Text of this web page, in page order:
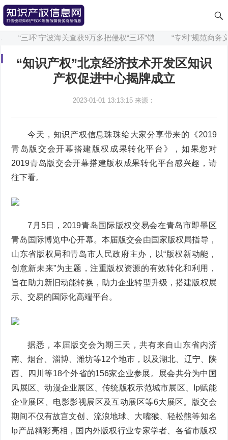
“三环”宁波海关查获9万多把侵权“三环”锁 “专利”规范商务文
“知识产权”北京经济技术开发区知识
产权促进中心揭牌成立
2023-01-01 13:13:15 来源：
今天，知识产权信息珠珠给大家分享带来的《2019
青岛版交会开幕搭建版权成果转化平台》，如果您对
2019青岛版交会开幕搭建版权成果转化平台感兴趣，请
往下看。
7月5日，2019青岛国际版权交易会在青岛市即墨区
青岛国际博览中心开幕。本届版交会由国家版权局指导，
山东省版权局和青岛市人民政府主办，以“版权新动能，
创意新未来”为主题，注重版权资源的有效转化和利用，
旨在助力新旧动能转换，助力企业转型升级，搭建版权展
示、交易的国际化高端平台。
据悉，本届版交会为期三天，共有来自山东省内济
南、烟台、淄博、潍坊等12个地市，以及湖北、辽宁、陕
西、四川等18个外省的156家企业参展。展会共分为中国
风展区、动漫企业展区、传统版权示范城市展区、Ip赋能
企业展区、电影影视展区及互动展区等6大展区。版交会
期间不仅有故宫文创、流浪地球、大嘴猴、轻松熊等知名
Ip产品精彩亮相，国内外版权行业专家学者、各省市版权